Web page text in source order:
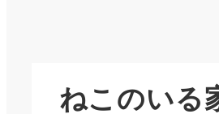
ねこのいる